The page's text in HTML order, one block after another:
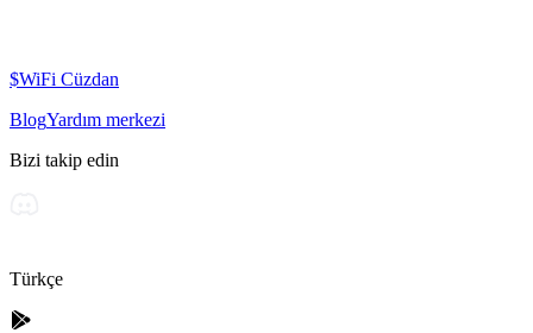
$WiFi Cüzdan
BlogYardım merkezi
Bizi takip edin
Türkçe